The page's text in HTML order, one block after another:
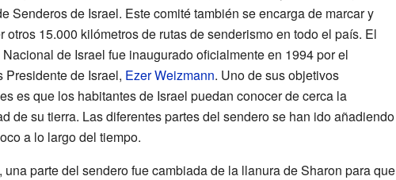
Senderos de Israel. Este comité también se encarga de marcar y
otros 15.000 kilómetros de rutas de senderismo en todo el país. El
de Israel fue inaugurado oficialmente en 1994 por el
Presidente de Israel, Ezer Weizmann. Uno de sus objetivos
es que los habitantes de Israel puedan conocer de cerca la
de su tierra. Las diferentes partes del sendero se han ido añadiendo
a lo largo del tiempo.
una parte del sendero fue cambiada de la llanura de Sharon para que